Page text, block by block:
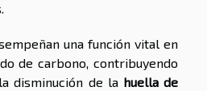
una función vital en
de carbono, contribuyendo
disminución de la huella de